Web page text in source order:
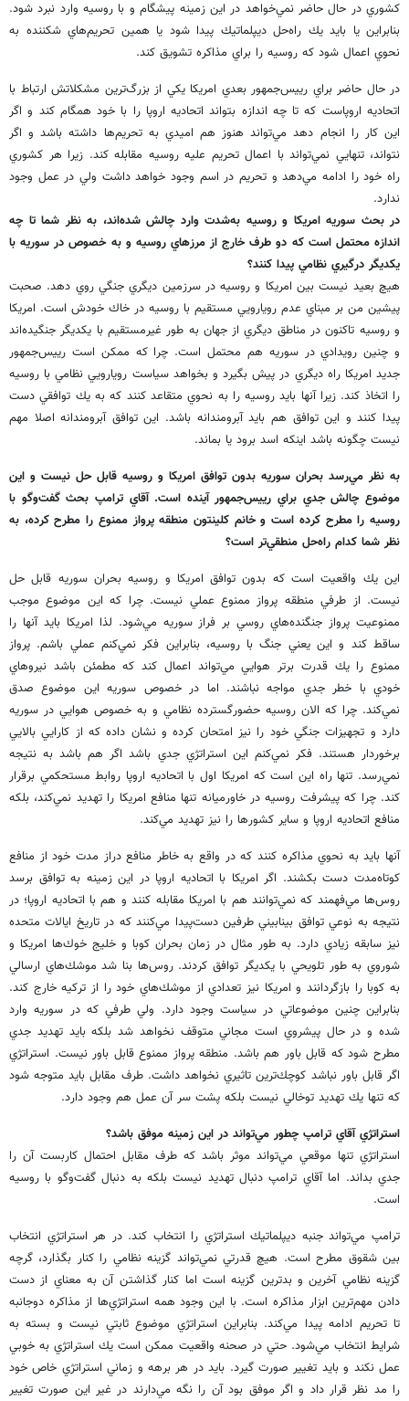
كشوري در حال حاضر نمي‌خواهد در اين زمينه پيشگام و با روسيه وارد نبرد شود.
بنابراين يا بايد يك راه‌حل ديپلماتيك پيدا شود يا همين تحريم‌هاي شكننده به
نحوي اعمال شود كه روسيه را براي مذاكره تشويق كند.
در حال حاضر براي رييس‌جمهور بعدي امريكا يكي از بزرگ‌ترين مشكلاتش ارتباط با
اتحاديه اروپاست كه تا چه اندازه بتواند اتحاديه اروپا را با خود همگام كند و اگر
اين كار را انجام دهد مي‌تواند هنوز هم اميدي به تحريم‌ها داشته باشد و اگر
نتواند، تنهايي نمي‌تواند با اعمال تحريم عليه روسيه مقابله كند. زيرا هر كشوري
راه خود را ادامه مي‌دهد و تحريم در اسم وجود خواهد داشت ولي در عمل وجود
ندارد.
در بحث سوريه امريكا و روسيه به‌شدت وارد چالش شده‌اند، به نظر شما تا چه
اندازه محتمل است كه دو طرف خارج از مرزهاي روسيه و به خصوص در سوريه با
يكديگر درگيري نظامي پيدا كنند؟
هيچ بعيد نيست بين امريكا و روسيه در سرزمين ديگري جنگي روي دهد. صحبت
پيشين من بر مبناي عدم رويارويي مستقيم با روسيه در خاك خودش است. امريكا
و روسيه تاكنون در مناطق ديگري از جهان به طور غيرمستقيم با يكديگر جنگيده‌اند
و چنين رويدادي در سوريه هم محتمل است. چرا كه ممكن است رييس‌جمهور
جديد امريكا راه ديگري در پيش بگيرد و بخواهد سياست رويارويي نظامي با روسيه
را اتخاذ كند. زيرا آنها بايد روسيه را به نحوي متقاعد كنند كه به يك توافقي دست
پيدا كنند و اين توافق هم بايد آبرومندانه باشد. اين توافق آبرومندانه اصلا مهم
نيست چگونه باشد اينكه اسد برود يا بماند.
به نظر مي‌رسد بحران سوريه بدون توافق امريكا و روسيه قابل حل نيست و اين
موضوع چالش جدي براي رييس‌جمهور آينده است. آقاي ترامپ بحث گفت‌وگو با
روسيه را مطرح كرده است و خانم كلينتون منطقه پرواز ممنوع را مطرح كرده، به
نظر شما كدام راه‌حل منطقي‌تر است؟
اين يك واقعيت است كه بدون توافق امريكا و روسيه بحران سوريه قابل حل
نيست. از طرفي منطقه پرواز ممنوع عملي نيست. چرا كه اين موضوع موجب
ممنوعيت پرواز جنگنده‌هاي روسي بر فراز سوريه مي‌شود. لذا امريكا بايد آنها را
ساقط كند و اين يعني جنگ با روسيه، بنابراين فكر نمي‌كنم عملي باشم. پرواز
ممنوع را يك قدرت برتر هوايي مي‌تواند اعمال كند كه مطمئن باشد نيروهاي
خودي با خطر جدي مواجه نباشند. اما در خصوص سوريه اين موضوع صدق
نمي‌كند. چرا كه الان روسيه حضورگسترده نظامي و به خصوص هوايي در سوريه
دارد و تجهيزات جنگي خود را نيز امتحان كرده و نشان داده كه از كارايي بالايي
برخوردار هستند. فكر نمي‌كنم اين استراتژي جدي باشد اگر هم باشد به نتيجه
نمي‌رسد. تنها راه اين است كه امريكا اول با اتحاديه اروپا روابط مستحكمي برقرار
كند. چرا كه پيشرفت روسيه در خاورميانه تنها منافع امريكا را تهديد نمي‌كند، بلكه
منافع اتحاديه اروپا و ساير كشورها را نيز تهديد مي‌كند.
آنها بايد به نحوي مذاكره كنند كه در واقع به خاطر منافع دراز مدت خود از منافع
كوتاه‌مدت دست بكشند. اگر امريكا با اتحاديه اروپا در اين زمينه به توافق برسد
روس‌ها مي‌فهمند كه نمي‌توانند هم با امريكا مقابله كنند و هم با اتحاديه اروپا؛ در
نتيجه به نوعي توافق بينابيني طرفين دست‌پيدا مي‌كنند كه در تاريخ ايالات متحده
نيز سابقه زيادي دارد. به طور مثال در زمان بحران كوبا و خليج خوك‌ها امريكا و
شوروي به طور تلويحي با يكديگر توافق كردند. روس‌ها بنا شد موشك‌هاي ارسالي
به كوبا را بازگردانند و امريكا نيز تعدادي از موشك‌هاي خود را از تركيه خارج كند.
بنابراين چنين موضوعاتي در سياست وجود دارد. ولي طرفي كه در سوريه وارد
شده و در حال پيشروي است مجاني متوقف نخواهد شد بلكه بايد تهديد جدي
مطرح شود كه قابل باور هم باشد. منطقه پرواز ممنوع قابل باور نيست. استراتژي
اگر قابل باور نباشد كوچك‌ترين تاثيري نخواهد داشت. طرف مقابل بايد متوجه شود
كه تنها يك تهديد توخالي نيست بلكه پشت سر آن عمل هم وجود دارد.
استراتژي آقاي ترامپ چطور مي‌تواند در اين زمينه موفق باشد؟
استراتژي تنها موقعي مي‌تواند موثر باشد كه طرف مقابل احتمال كاربست آن را
جدي بداند. اما آقاي ترامپ دنبال تهديد نيست بلكه به دنبال گفت‌وگو با روسيه
است.
ترامپ مي‌تواند جنبه ديپلماتيك استراتژي را انتخاب كند. در هر استراتژي انتخاب
بين شقوق مطرح است. هيچ قدرتي نمي‌تواند گزينه نظامي را كنار بگذارد، گرچه
گزينه نظامي آخرين و بدترين گزينه است اما كنار گذاشتن آن به معناي از دست
دادن مهم‌ترين ابزار مذاكره است. با اين وجود همه استراتژي‌ها از مذاكره دوجانبه
تا تحريم ادامه پيدا مي‌كند. بنابراين استراتژي موضوع ثابتي نيست و بسته به
شرايط انتخاب مي‌شود. حتي در صحنه واقعيت ممكن است يك استراتژي به خوبي
عمل نكند و بايد تغيير صورت گيرد. بايد در هر برهه و زماني استراتژي خاص خود
را مد نظر قرار داد و اگر موفق بود آن را نگه مي‌دارند در غير اين صورت تغيير